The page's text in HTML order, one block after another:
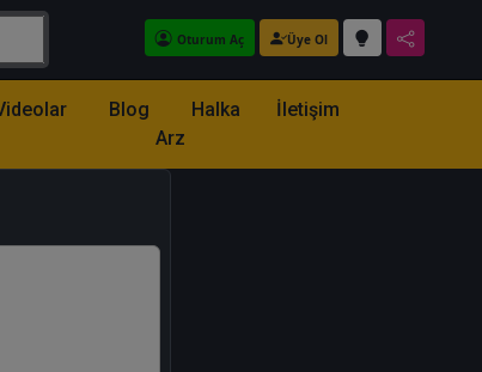
Oturum Aç Üye Ol
Blog
Halka
Arz
İletişim